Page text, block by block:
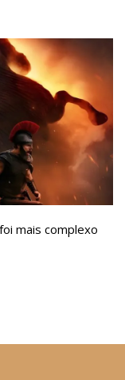
mais complexo